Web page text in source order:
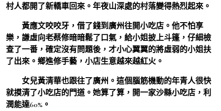
村人都開了新轎車回來。年夜山深處的村落變得熱烈起來。
黃應文咬咬牙，借了錢到廣州往開小吃店。他不怕享
樂，謙虛向老蔡修暗暗鬆了口氣，給小姐披上斗篷，仔細檢
查了一番，確定沒有問題後，才小心翼翼的將虛弱的小姐扶
了出來。鄉進修手藝，小店生意越來越紅火。
女兒黃清華也跟往了廣州。這個腦筋機動的年青人很快
就摸清了小吃店的門道。她算了算，開一家沙縣小吃店，利
潤能達60%。